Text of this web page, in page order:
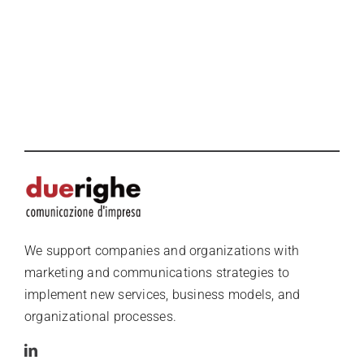
We support companies and organizations with
marketing and communications strategies to
implement new services, business models, and
organizational processes.